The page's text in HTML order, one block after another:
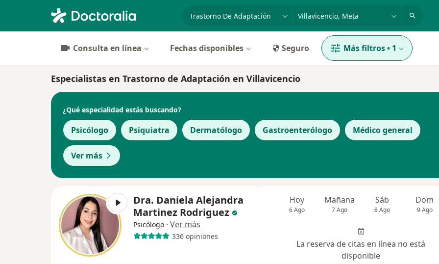
especialidad, enfermedad o nombre
Consulta en línea Fechas disponibles Seguro Más filtros• 1
Especialistas en Trastorno de Adaptación en Villavicencio
¿Qué especialidad estás buscando?
Psicólogo Psiquiatra Dermatólogo Gastroenterólogo Médico general
Ver más
Dra. Daniela Alejandra
Martinez Rodriguez
Psicólogo · Ver más
336 opiniones
Hoy
6 Ago
Mañana
7 Ago
Sáb
8 Ago
Dom
9 Ago
La reserva de citas en línea no está
disponible